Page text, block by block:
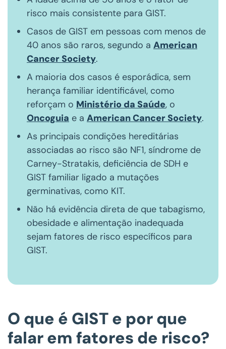
risco mais consistente para GIST.
Casos de GIST em pessoas com menos de
40 anos são raros, segundo a American
Cancer Society.
A maioria dos casos é esporádica, sem
herança familiar identificável, como
reforçam o Ministério da Saúde, o
Oncoguia e a American Cancer Society.
As principais condições hereditárias
associadas ao risco são NF1, síndrome de
Carney-Stratakis, deficiência de SDH e
GIST familiar ligado a mutações
germinativas, como KIT.
Não há evidência direta de que tabagismo,
obesidade e alimentação inadequada
sejam fatores de risco específicos para
GIST.
O que é GIST e por que
falar em fatores de risco?